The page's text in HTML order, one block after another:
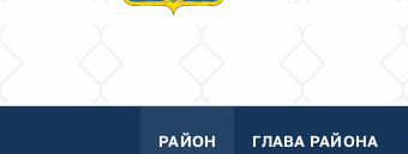
РАЙОН ГЛАВА РАЙОНА